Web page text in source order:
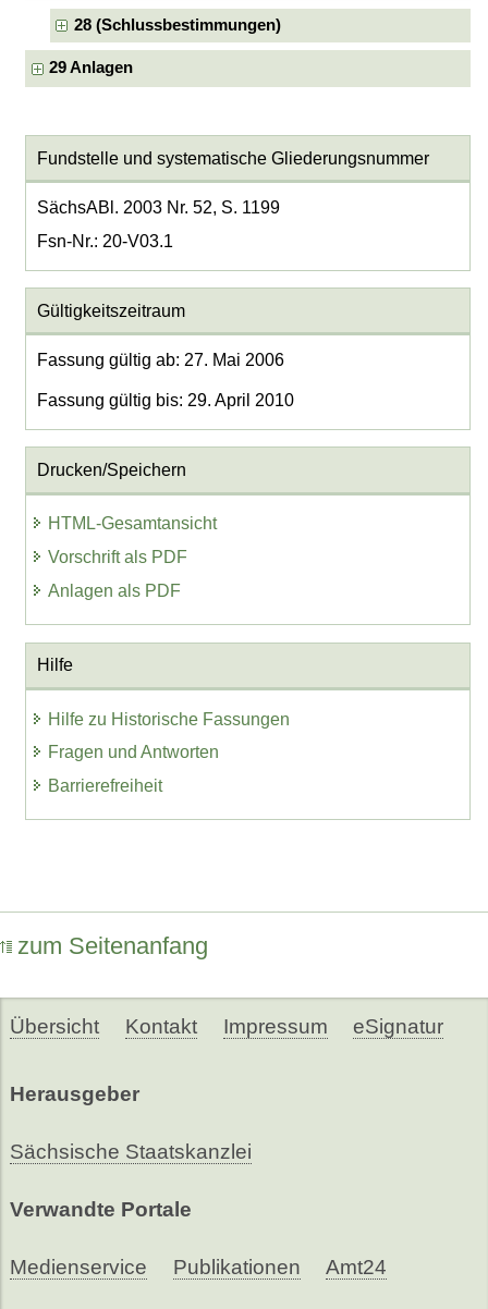
28 (Schlussbestimmungen)
29 Anlagen
Fundstelle und systematische Gliederungsnummer
SächsABl. 2003 Nr. 52, S. 1199
Fsn-Nr.: 20-V03.1
Gültigkeitszeitraum
Fassung gültig ab: 27. Mai 2006
Fassung gültig bis: 29. April 2010
Drucken/Speichern
HTML-Gesamtansicht
Vorschrift als PDF
Anlagen als PDF
Hilfe
Hilfe zu Historische Fassungen
Fragen und Antworten
Barrierefreiheit
zum Seitenanfang
Übersicht Kontakt Impressum eSignatur
Herausgeber
Sächsische Staatskanzlei
Verwandte Portale
Medienservice Publikationen Amt24